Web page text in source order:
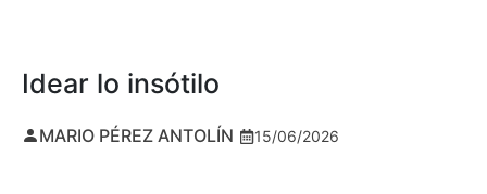
Idear lo insótilo
MARIO PÉREZ ANTOLÍN 15/06/2026